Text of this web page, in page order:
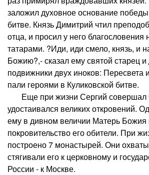
заложил духовное основание
битве. Князь Димитрий чтил
отца, и просил у него благословения
татарами. ?Иди, иди смело, князь, и
Божию?,- сказал ему святой старец
подвижники двух иноков:
пали героями в Куликовской битве.
Еще при жизни Сергий совершал
удостаивался великих откровений.
ему в дивном величии Матерь
покровительство его обители. При
построено 7 монастырей. Они
стягивали его к церковному и
России - к Москве.